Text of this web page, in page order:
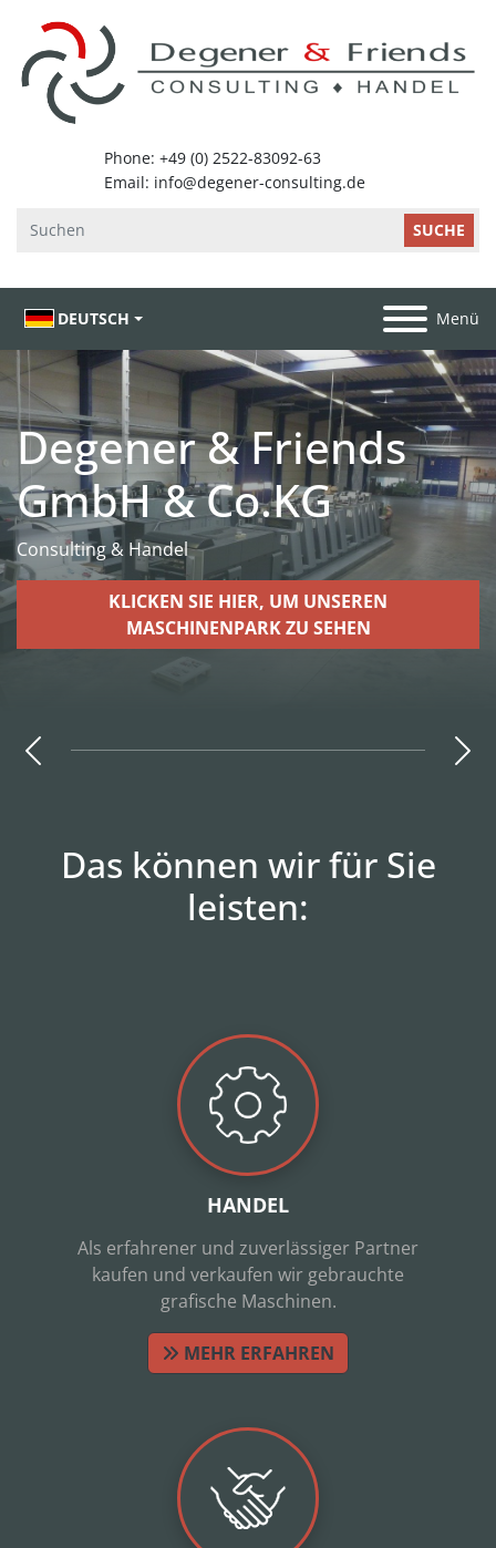
SUCHE
DEUTSCH Menü
Degener & Friends
GmbH & Co.KG
Consulting & Handel
KLICKEN SIE HIER, UM UNSEREN
MASCHINENPARK ZU SEHEN
Das können wir für Sie
leisten:
HANDEL
Als erfahrener und zuverlässiger Partner
kaufen und verkaufen wir gebrauchte
grafische Maschinen.
MEHR ERFAHREN